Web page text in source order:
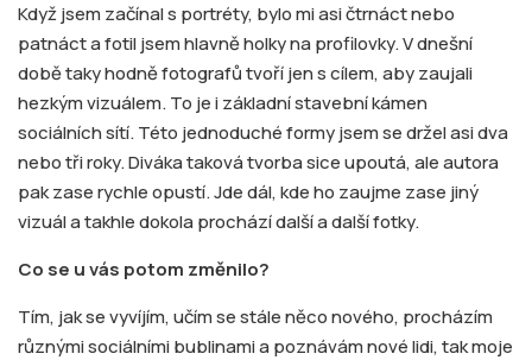
Když jsem začínal s portréty, bylo mi asi čtrnáct nebo
patnáct a fotil jsem hlavně holky na profilovky. V dnešní
době taky hodně fotografů tvoří jen s cílem, aby zaujali
hezkým vizuálem. To je i základní stavební kámen
sociálních sítí. Této jednoduché formy jsem se držel asi dva
nebo tři roky. Diváka taková tvorba sice upoutá, ale autora
pak zase rychle opustí. Jde dál, kde ho zaujme zase jiný
vizuál a takhle dokola prochází další a další fotky.
Co se u vás potom změnilo?
Tím, jak se vyvíjím, učím se stále něco nového, procházím
různými sociálními bublinami a poznávám nové lidi, tak moje